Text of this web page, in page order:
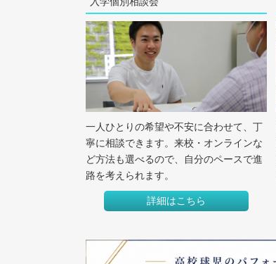
一人ひとりの希望や不安に合わせて、丁
寧に相談できます。来校・オンラインな
ど方法も選べるので、自分のペースで進
路を考えられます。
詳細はこちら